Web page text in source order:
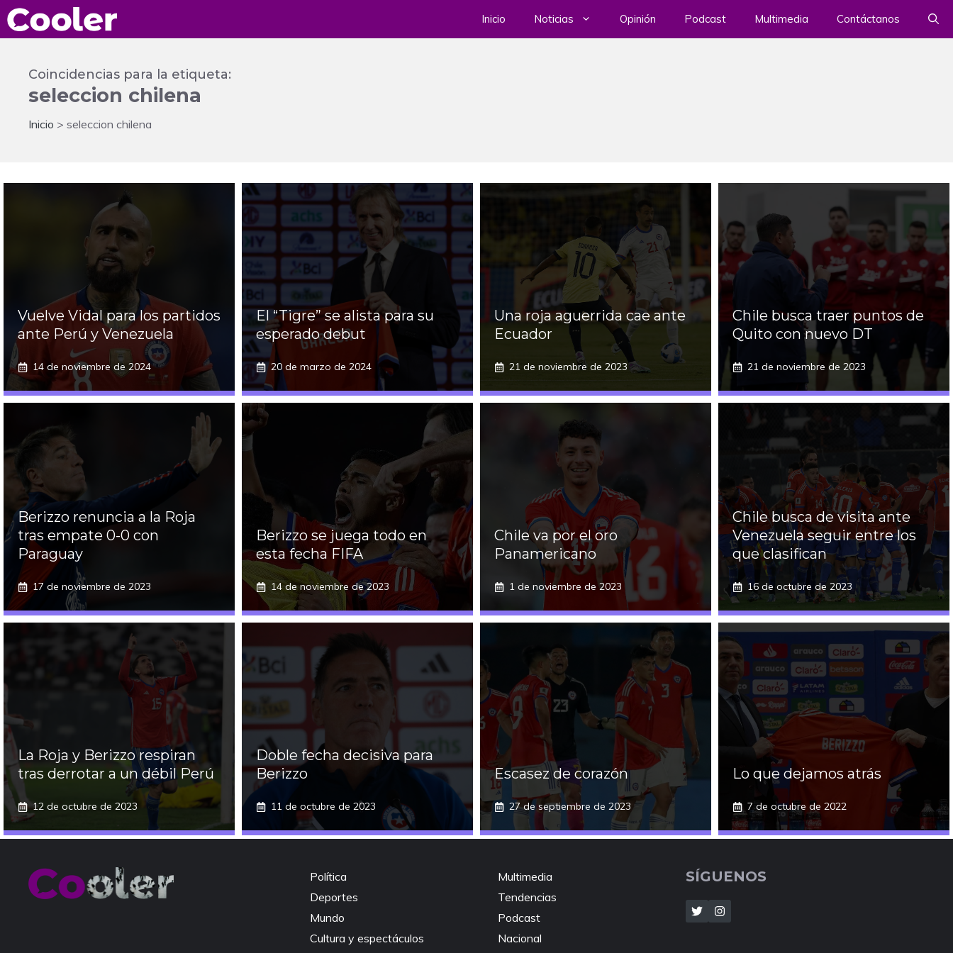
Saltar
al
Inicio Noticias Opinión Podcast Multimedia Contáctanos
Coincidencias para la etiqueta:
seleccion chilena
Inicio > seleccion chilena
Vuelve Vidal para los partidos
ante Perú y Venezuela
14 de noviembre de 2024
El “Tigre” se alista para su
esperado debut
20 de marzo de 2024
Una roja aguerrida cae ante
Ecuador
21 de noviembre de 2023
Chile busca traer puntos de
Quito con nuevo DT
21 de noviembre de 2023
Berizzo renuncia a la Roja
tras empate 0-0 con
Paraguay
17 de noviembre de 2023
Berizzo se juega todo en
esta fecha FIFA
14 de noviembre de 2023
Chile va por el oro
Panamericano
1 de noviembre de 2023
Chile busca de visita ante
Venezuela seguir entre los
que clasifican
16 de octubre de 2023
La Roja y Berizzo respiran
tras derrotar a un débil Perú
12 de octubre de 2023
Doble fecha decisiva para
Berizzo
11 de octubre de 2023
Escasez de corazón
27 de septiembre de 2023
Lo que dejamos atrás
7 de octubre de 2022
Política
Deportes
Mundo
Cultura y espectáculos
Multimedia
Tendencias
Podcast
Nacional
SÍGUENOS